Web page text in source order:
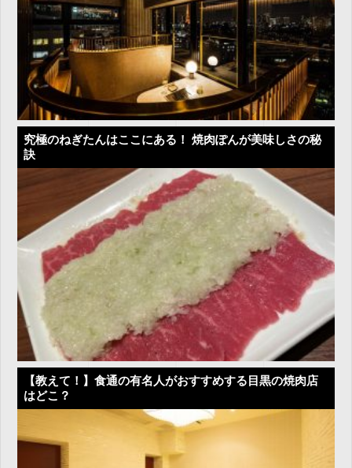
究極のねぎたんはここにある！ 焼肉ぽんが美味しさの秘
訣
【教えて！】食通の有名人がおすすめする目黒の焼肉店
はどこ？